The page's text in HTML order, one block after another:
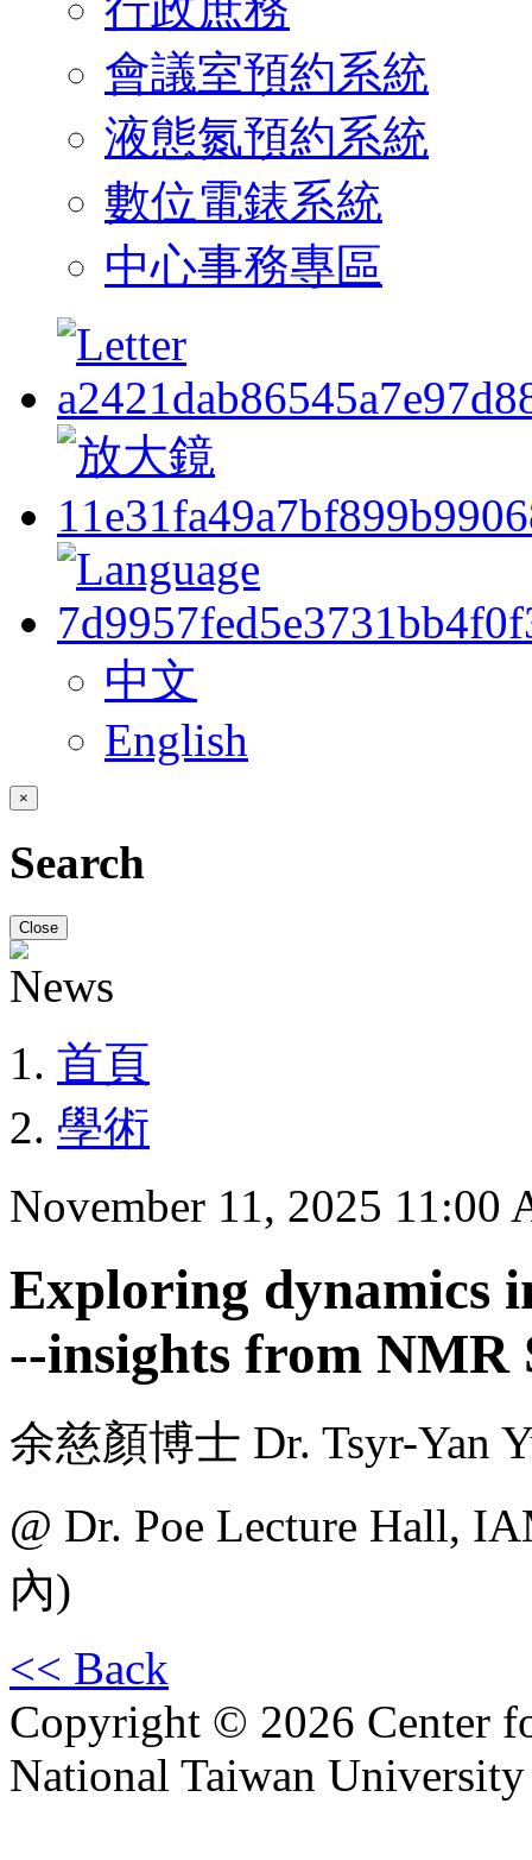
會議室預約系統
液態氮預約系統
數位電錶系統
中心事務專區
中文
English
×
Search
Close
首頁
學術
November 11, 2025 11:00
Exploring dynamics
--insights from NMR
余慈顏博士 Dr. Tsyr-Yan
@ Dr. Poe Lecture Hall,
內)
<< Back
Copyright © 2026 Center
National Taiwan University